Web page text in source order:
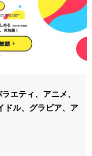
エティ、アニメ、
ドル、グラビア、ア